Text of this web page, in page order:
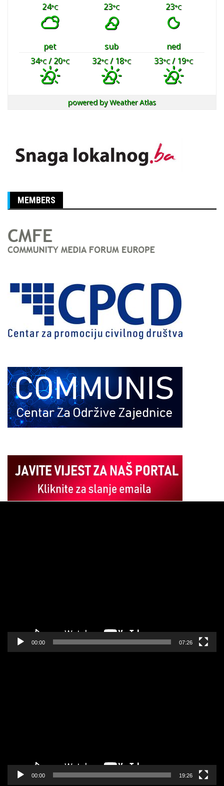
24°C 23°C 23°C
pet sub
ned
34°C/ 20°C 32°C/ 18°C 33°C/ 19°C
powered byWeather Atlas
MEMBERS
00:00 07:26
00:00 19:26